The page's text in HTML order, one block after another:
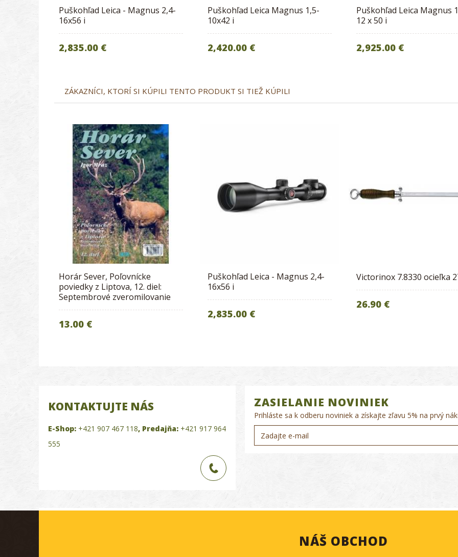
Puškohľad Leica - Magnus 2,4-
16x56 i
2,835.00 €
Puškohľad Leica Magnus 1,5-
10x42 i
2,420.00 €
Puškohľad Leica Magnus
12 x 50 i
2,925.00 €
ZÁKAZNÍCI, KTORÍ SI KÚPILI TENTO PRODUKT SI TIEŽ KÚPILI
Horár Sever, Poľovnícke
poviedky z Liptova, 12. diel:
Septembrové zveromilovanie
13.00 €
Puškohľad Leica - Magnus 2,4-
16x56 i
2,835.00 €
Victorinox 7.8330 ocieľka
26.90 €
KONTAKTUJTE NÁS
E-Shop: +421 907 467 118, Predajňa: +421 917 964
555
ZASIELANIE NOVINIEK
Prihláste sa k odberu noviniek a získajte zľavu 5% na prvý
NÁŠ OBCHOD